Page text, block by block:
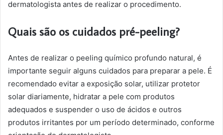
dermatologista antes de realizar o procedimento.
Quais são os cuidados pré-peeling?
Antes de realizar o peeling químico profundo natural, é
importante seguir alguns cuidados para preparar a pele. É
recomendado evitar a exposição solar, utilizar protetor
solar diariamente, hidratar a pele com produtos
adequados e suspender o uso de ácidos e outros
produtos irritantes por um período determinado, conforme